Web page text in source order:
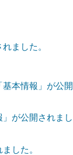
ました。
基本情報」が公開
が公開されまし
した。